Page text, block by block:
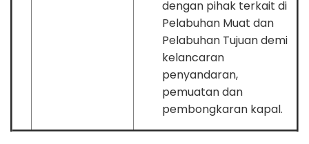
dengan pihak terkait di
Pelabuhan Muat dan
Pelabuhan Tujuan demi
kelancaran
penyandaran,
pemuatan dan
pembongkaran kapal.